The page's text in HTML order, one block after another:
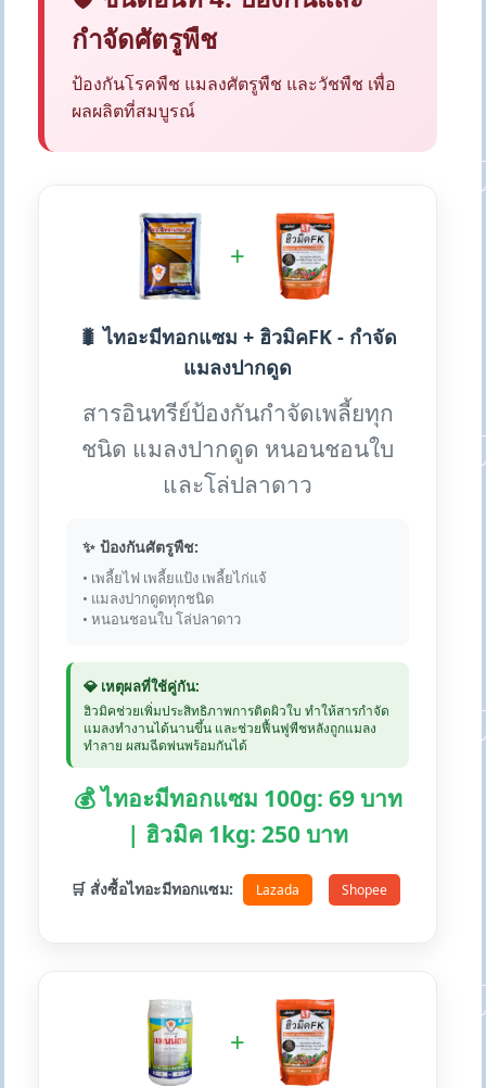
กำจัดศัตรูพืช
ป้องกันโรคพืช แมลงศัตรูพืช และวัชพืช เพื่อ
ผลผลิตที่สมบูรณ์
+
🐛 ไทอะมีทอกแซม + ฮิวมิคFK - กำจัด
แมลงปากดูด
สารอินทรีย์ป้องกันกำจัดเพลี้ยทุก
ชนิด แมลงปากดูด หนอนชอนใบ
และโล่ปลาดาว
✨ ป้องกันศัตรูพืช:
• เพลี้ยไฟ เพลี้ยแป้ง เพลี้ยไก่แจ้
• แมลงปากดูดทุกชนิด
• หนอนชอนใบ โล่ปลาดาว
💎 เหตุผลที่ใช้คู่กัน:
ฮิวมิคช่วยเพิ่มประสิทธิภาพการติดผิวใบ ทำให้สารกำจัด
แมลงทำงานได้นานขึ้น และช่วยฟื้นฟูพืชหลังถูกแมลง
ทำลาย ผสมฉีดพ่นพร้อมกันได้
💰 ไทอะมีทอกแซม 100g: 69 บาท
| ฮิวมิค 1kg: 250 บาท
🛒 สั่งซื้อไทอะมีทอกแซม: Lazada Shopee
+